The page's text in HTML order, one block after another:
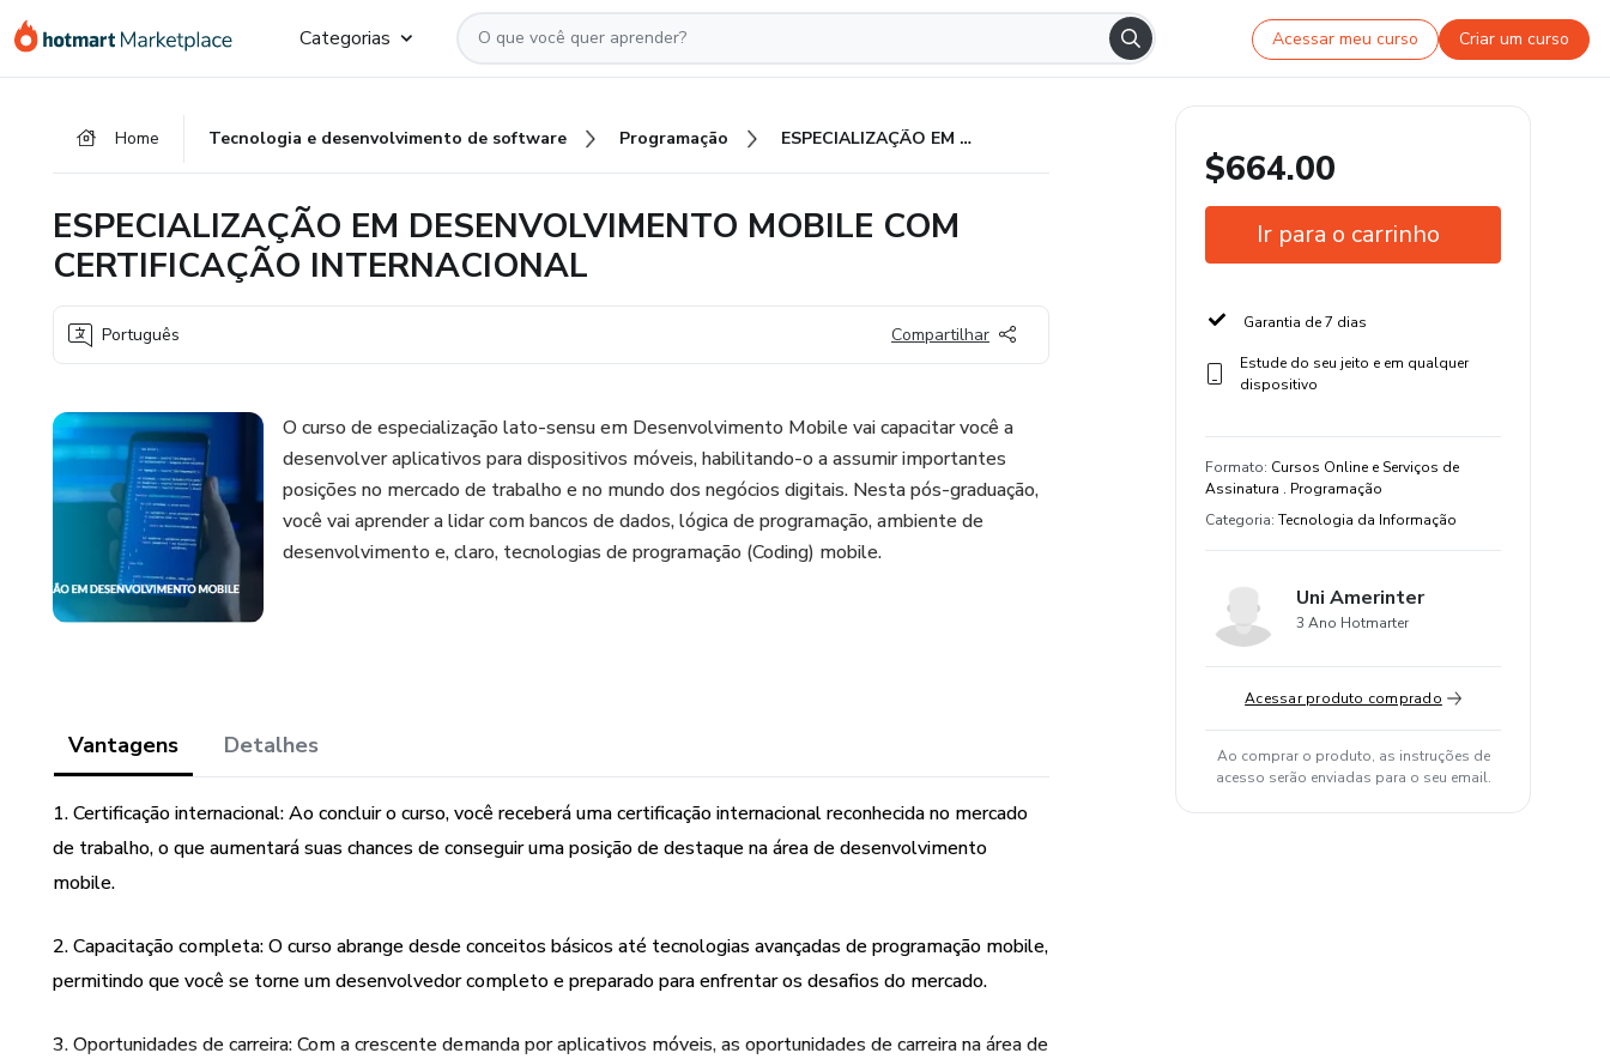
para
para
para
Categorias Acessar meu curso Criar um curso
Home Tecnologia e desenvolvimento de software Programação ESPECIALIZAÇÃO EM DESENVOLVIMENTO MOBILE COM CERTIFICAÇÃO INTERNACIONAL
ESPECIALIZAÇÃO EM DESENVOLVIMENTO MOBILE COM
CERTIFICAÇÃO INTERNACIONAL
Português Compartilhar
O curso de especialização lato-sensu em Desenvolvimento Mobile vai capacitar você a
desenvolver aplicativos para dispositivos móveis, habilitando-o a assumir importantes
posições no mercado de trabalho e no mundo dos negócios digitais. Nesta pós-graduação,
você vai aprender a lidar com bancos de dados, lógica de programação, ambiente de
desenvolvimento e, claro, tecnologias de programação (Coding) mobile.
Vantagens Detalhes
1. Certificação internacional: Ao concluir o curso, você receberá uma certificação internacional reconhecida no mercado
de trabalho, o que aumentará suas chances de conseguir uma posição de destaque na área de desenvolvimento
mobile.
2. Capacitação completa: O curso abrange desde conceitos básicos até tecnologias avançadas de programação mobile,
permitindo que você se torne um desenvolvedor completo e preparado para enfrentar os desafios do mercado.
3. Oportunidades de carreira: Com a crescente demanda por aplicativos móveis, as oportunidades de carreira na área de
$664.00
Ir para o carrinho
Garantia de 7 dias
Estude do seu jeito e em qualquer
dispositivo
Formato: Cursos Online e Serviços de
Assinatura . Programação
Categoria: Tecnologia da Informação
Uni Amerinter
3 Ano Hotmarter
Acessar produto comprado
Ao comprar o produto, as instruções de
acesso serão enviadas para o seu email.